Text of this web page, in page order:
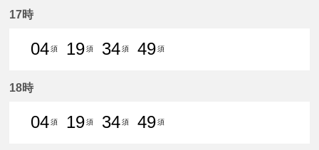
17時
04須
19須
34須
49須
18時
04須
19須
34須
49須